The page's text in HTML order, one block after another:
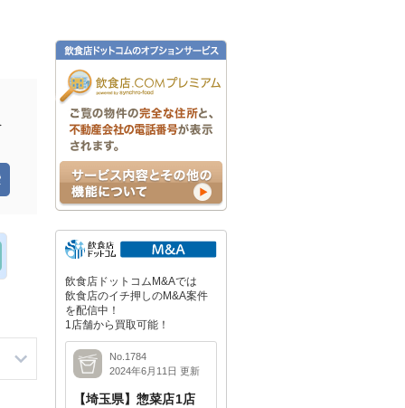
飲食店ドットコムM&Aでは
飲食店のイチ押しのM&A案件
を配信中！
1店舗から買取可能！
No.1784
2024年6月11日 更新
【埼玉県】惣菜店1店